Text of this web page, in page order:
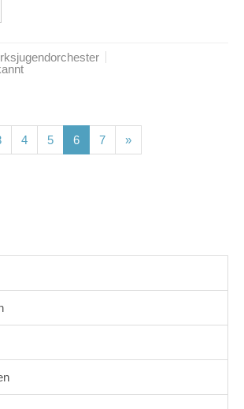
(current)
4(current)
5(current)
6(current)
7(current)
»